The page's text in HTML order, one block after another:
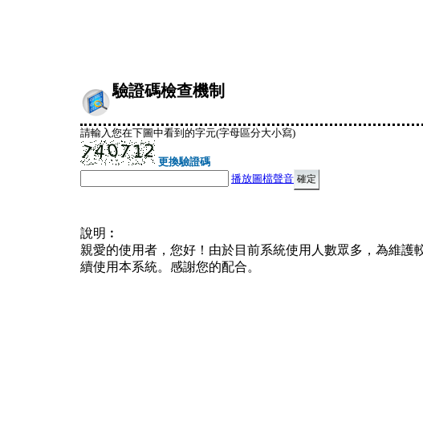
驗證碼檢查機制
請輸入您在下圖中看到的字元(字母區分大小寫)
更換驗證碼
播放圖檔聲音
說明︰
親愛的使用者，您好！由於目前系統使用人數眾多，為維
續使用本系統。感謝您的配合。